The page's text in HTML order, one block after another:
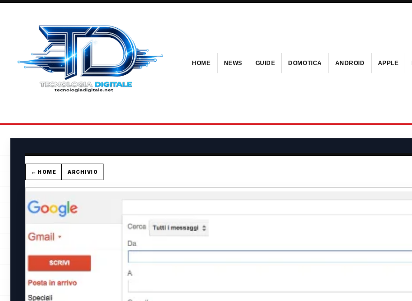
HOME NEWS GUIDE DOMOTICA ANDROID APPLE
← HOME ARCHIVIO